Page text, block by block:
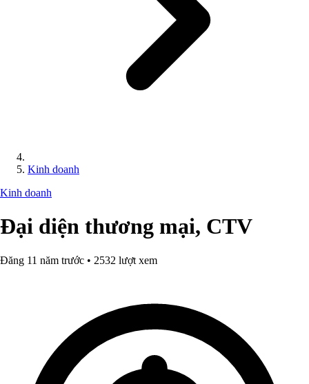
Kinh doanh
Kinh doanh
Đại diện thương mại, CTV
Đăng 11 năm trước • 2532 lượt xem